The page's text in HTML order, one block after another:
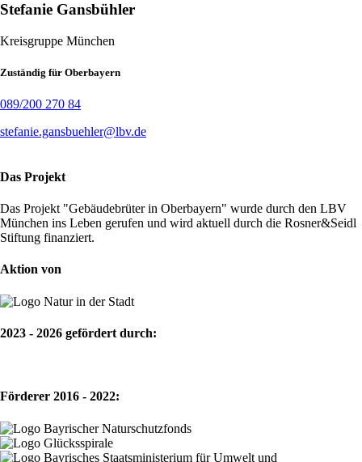
Stefanie Gansbühler
Kreisgruppe München
Zuständig für Oberbayern
089/200 270 84
stefanie.gansbuehler@lbv.de
Das Projekt
Das Projekt "Gebäudebrüter in Oberbayern" wurde durch den LBV
München ins Leben gerufen und wird aktuell durch die Rosner&Seidl
Stiftung finanziert.
Aktion von
2023 - 2026 gefördert durch:
Förderer 2016 - 2022: